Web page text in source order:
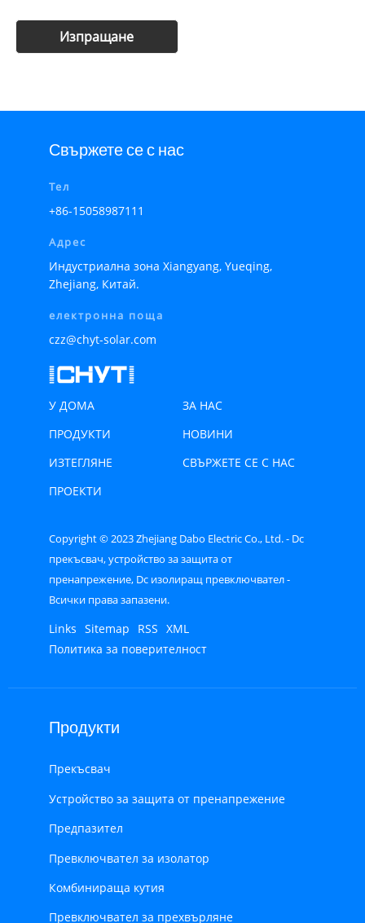
Свържете се с нас
Тел
+86-15058987111
Адрес
Индустриална зона Xiangyang, Yueqing,
Zhejiang, Китай.
електронна поща
czz@chyt-solar.com
У ДОМА
ЗА НАС
ПРОДУКТИ
НОВИНИ
ИЗТЕГЛЯНЕ
СВЪРЖЕТЕ СЕ С НАС
ПРОЕКТИ
Copyright © 2023 Zhejiang Dabo Electric Co., Ltd. - Dc
прекъсвач, устройство за защита от
пренапрежение, Dc изолиращ превключвател -
Всички права запазени.
Links Sitemap RSS XML
Политика за поверителност
Продукти
Прекъсвач
Устройство за защита от пренапрежение
Предпазител
Превключвател за изолатор
Комбинираща кутия
Превключвател за прехвърляне